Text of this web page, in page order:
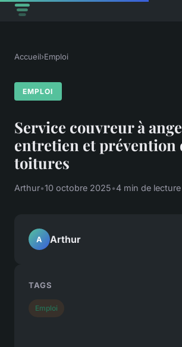
Accueil›Emploi
EMPLOI
Service couvreur à
entretien et prévention
toitures
Arthur•10 octobre 2025•4 min de lecture
A Arthur
TAGS
Emploi